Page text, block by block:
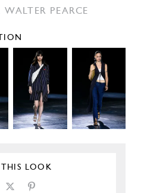
WALTER PEARCE
THIS LOOK